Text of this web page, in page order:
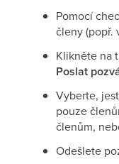
Pomocí
členy (popř.
Klikněte na
Poslat
Vyberte,
pouze
členům,
Odešlete